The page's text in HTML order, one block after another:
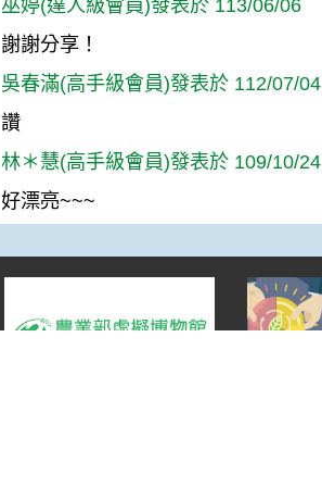
巫婷(達人級會員)發表於 113/06/06
謝謝分享！
吳春滿(高手級會員)發表於 112/07/04
讚
林＊慧(高手級會員)發表於 109/10/24
好漂亮~~~